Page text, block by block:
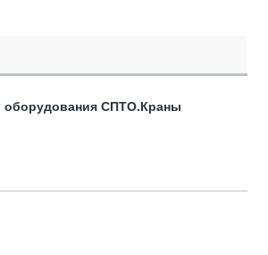
оборудования СПТО.Краны